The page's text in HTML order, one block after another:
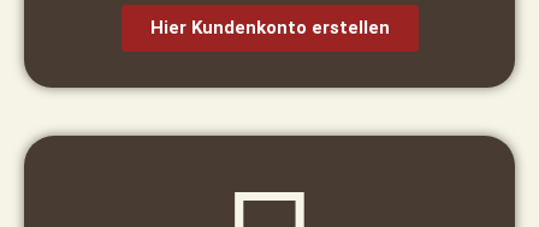
Hier Kundenkonto erstellen​